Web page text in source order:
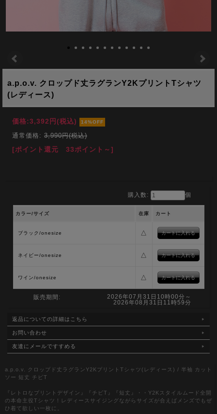
a.p.o.v. クロップド丈ラグランY2KプリントTシャツ
(レディース)
価格:3,392円(税込) 14%OFF
通常価格: 3,990円(税込)
[ポイント還元 33ポイント～]
購入数: 個
カラー/サイズ 在庫 カート
ブラック/onesize △
ネイビー/onesize △
ワイン/onesize △
販売期間:
2026年07月31日10時00分～
2026年08月31日11時59分
返品についての詳細はこちら
お問い合わせ
友達にメールですすめる
a.p.o.v. クロップド丈ラグランY2KプリントTシャツ(レディース) / 半袖 カット
ソー 短丈 チビT
『レトロなプリントデザイン』『チビT』『短丈』・・Y2Kスタイルムード全開
の本命主役Tシャツ！レディースサイジングながらサイズが合えばメンズでもぜ
ひ着て欲しい一枚に。